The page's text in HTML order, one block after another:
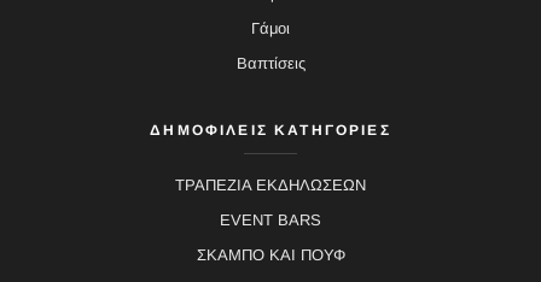
Γάμοι
Βαπτίσεις
ΔΗΜΟΦΙΛΕΙΣ ΚΑΤΗΓΟΡΙΕΣ
ΤΡΑΠΕΖΙΑ ΕΚΔΗΛΩΣΕΩΝ
EVENT BARS
ΣΚΑΜΠΟ ΚΑΙ ΠΟΥΦ